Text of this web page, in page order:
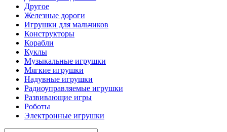
Другое
Железные дороги
Игрушки для мальчиков
Конструкторы
Корабли
Куклы
Музыкальные игрушки
Мягкие игрушки
Надувные игрушки
Радиоуправляемые игрушки
Развивающие игры
Роботы
Электронные игрушки